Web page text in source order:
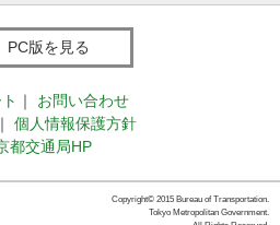
PC版を見る
｜
お問い合わせ
｜
個人情報保護方針
都交通局HP
Copyright© 2015 Bureau of Transportation.
Tokyo Metropolitan Government.